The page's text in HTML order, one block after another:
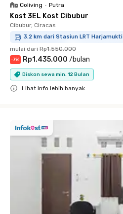
Coliving • Putra
Kost 3EL Kost Cibubur
Cibubur, Ciracas
3.2 km dari Stasiun LRT Harjamukti
mulai dari Rp1.550.000
-7% Rp1.435.000 /bulan
Diskon sewa min. 12 Bulan
Lihat info lebih banyak